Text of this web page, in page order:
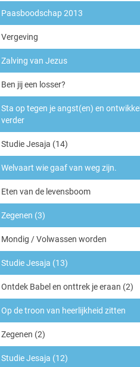
Paasboodschap 2013
Vergeving
Zalving van Jezus
Ben jij een losser?
Sta op tegen je angst(en) en ontwikkel
verder
Studie Jesaja (14)
Welvaart wie gaaf van weg zijn.
Eten van de levensboom
Zegenen (3)
Mondig / Volwassen worden
Studie Jesaja (13)
Ontdek Babel en onttrek je eraan (2)
Op de troon van heerlijkheid zitten
Zegenen (2)
Studie Jesaja (12)